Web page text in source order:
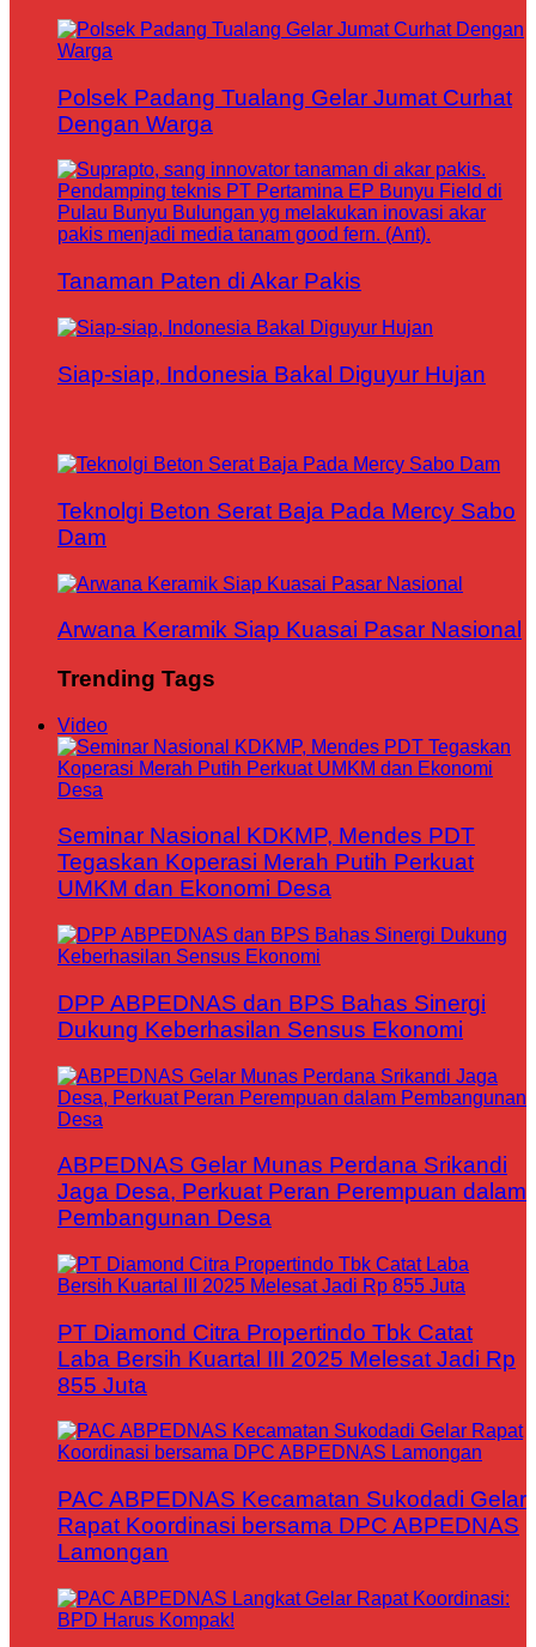
Polsek Padang Tualang Gelar Jumat Curhat
Dengan Warga
Tanaman Paten di Akar Pakis
Siap-siap, Indonesia Bakal Diguyur Hujan
Teknolgi Beton Serat Baja Pada Mercy Sabo
Dam
Arwana Keramik Siap Kuasai Pasar Nasional
Trending Tags
Video
Seminar Nasional KDKMP, Mendes PDT
Tegaskan Koperasi Merah Putih Perkuat
UMKM dan Ekonomi Desa
DPP ABPEDNAS dan BPS Bahas Sinergi
Dukung Keberhasilan Sensus Ekonomi
ABPEDNAS Gelar Munas Perdana Srikandi
Jaga Desa, Perkuat Peran Perempuan dalam
Pembangunan Desa
PT Diamond Citra Propertindo Tbk Catat
Laba Bersih Kuartal III 2025 Melesat Jadi Rp
855 Juta
PAC ABPEDNAS Kecamatan Sukodadi Gelar
Rapat Koordinasi bersama DPC ABPEDNAS
Lamongan